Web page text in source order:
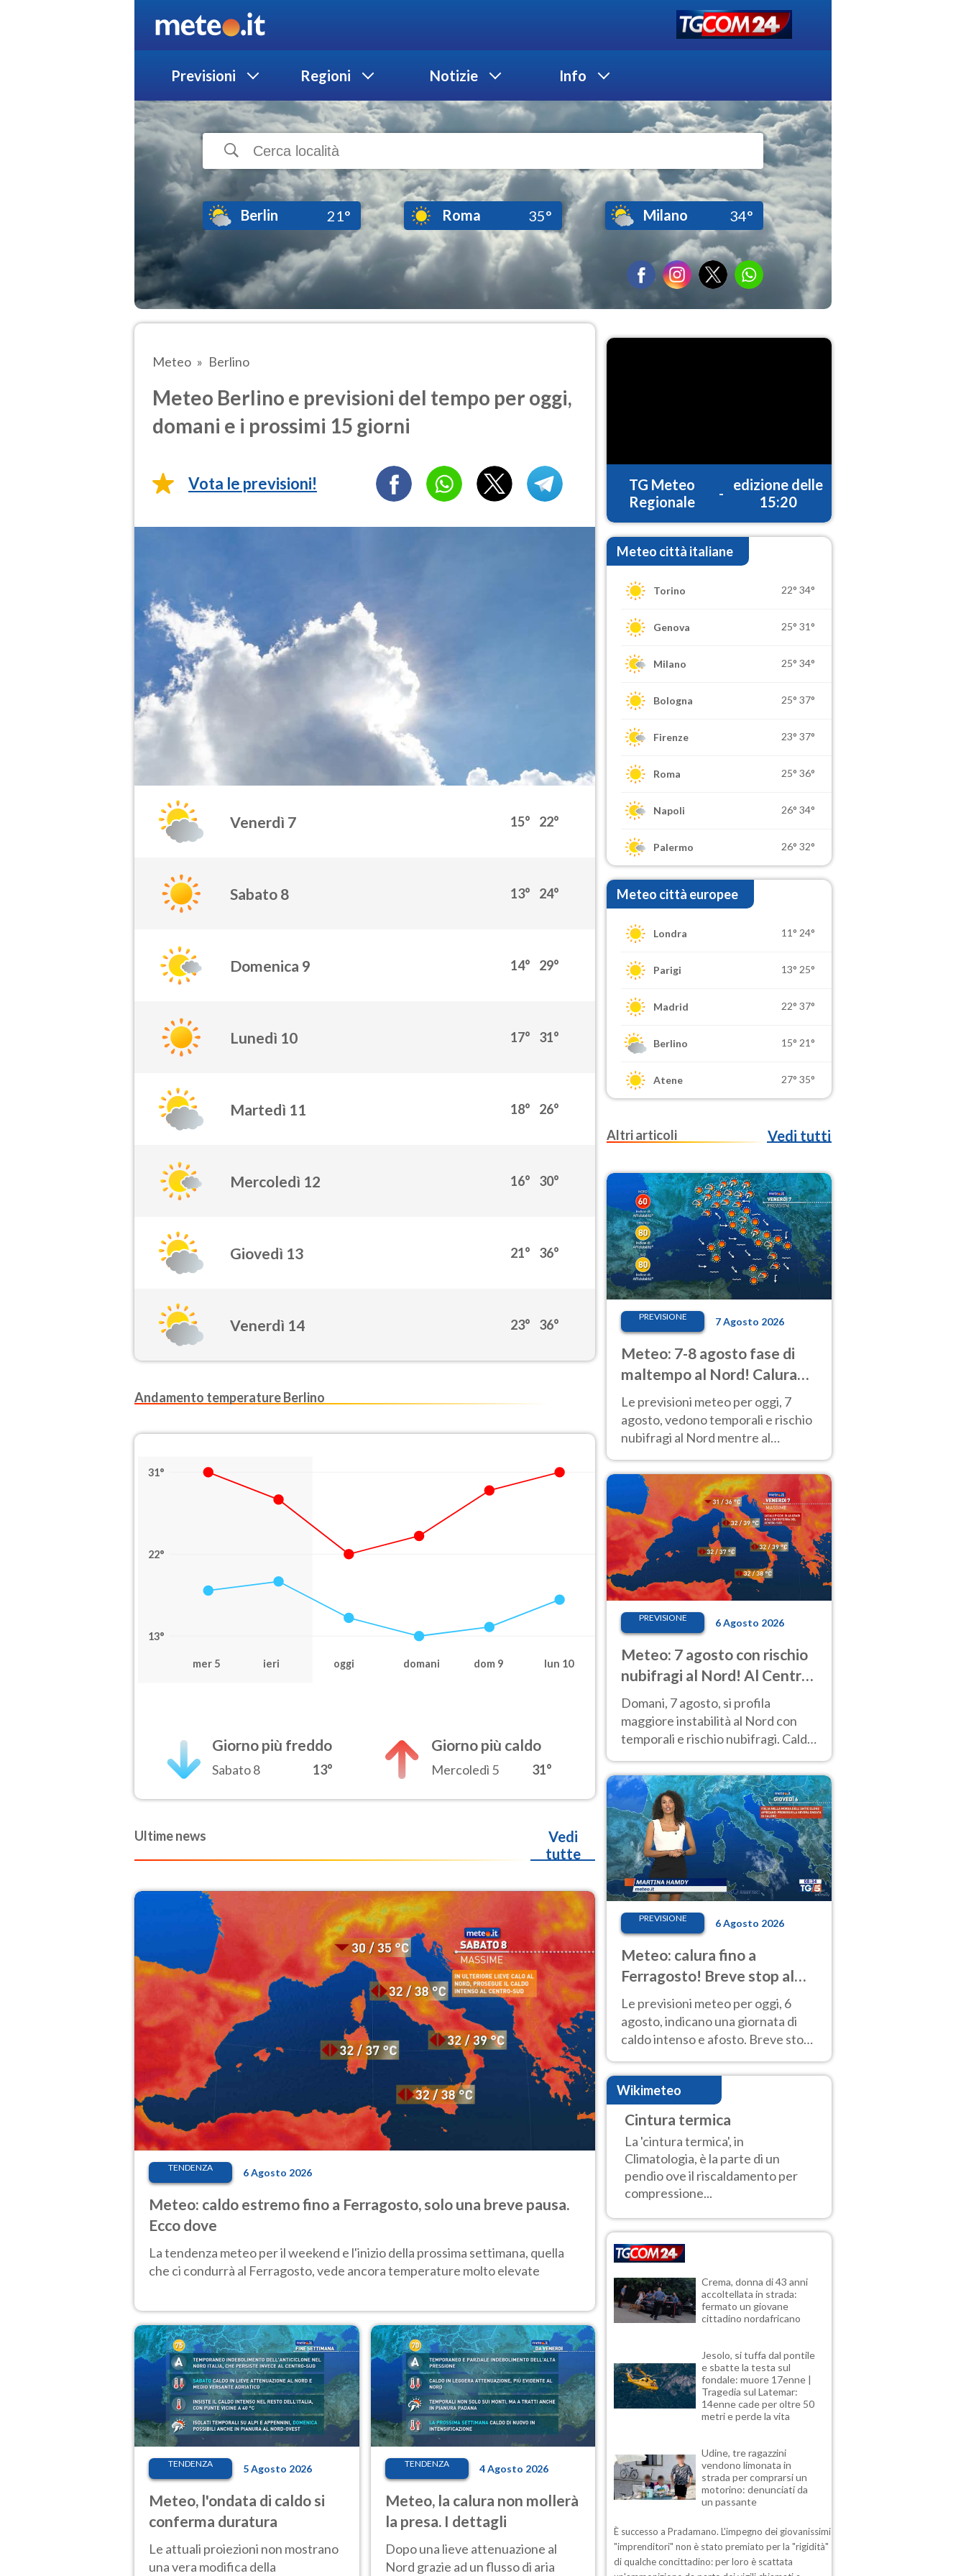
Previsioni Regioni Notizie Info
Berlin 21° Roma 35° Milano 34°
Meteo Berlino
Meteo Berlino e previsioni del tempo per oggi,
domani e i prossimi 15 giorni
Vota le previsioni!
Venerdì 7 15° 22°
Sabato 8 13° 24°
Domenica 9 14° 29°
Lunedì 10 17° 31°
Martedì 11 18° 26°
Mercoledì 12 16° 30°
Giovedì 13 21° 36°
Venerdì 14 23° 36°
Andamento temperature Berlino
31°
22°
13°
mer 5 ieri oggi domani dom 9 lun 10
Giorno più freddo
Sabato 8 13°
Giorno più caldo
Mercoledì 5 31°
Ultime news
Vedi
tutte
TENDENZA 6 Agosto 2026
Meteo: caldo estremo fino a Ferragosto, solo una breve pausa.
Ecco dove
La tendenza meteo per il weekend e l'inizio della prossima settimana, quella
che ci condurrà al Ferragosto, vede ancora temperature molto elevate
TENDENZA 5 Agosto 2026
Meteo, l'ondata di caldo si
conferma duratura
Le attuali proiezioni non mostrano
una vera modifica della
TENDENZA 4 Agosto 2026
Meteo, la calura non mollerà
la presa. I dettagli
Dopo una lieve attenuazione al
Nord grazie ad un flusso di aria
TG Meteo
Regionale
-
edizione delle
15:20
Meteo città italiane
Torino 22° 34°
Genova 25° 31°
Milano 25° 34°
Bologna 25° 37°
Firenze 23° 37°
Roma 25° 36°
Napoli 26° 34°
Palermo 26° 32°
Meteo città europee
Londra 11° 24°
Parigi 13° 25°
Madrid 22° 37°
Berlino 15° 21°
Atene 27° 35°
Altri articoli Vedi tutti
PREVISIONE 7 Agosto 2026
Meteo: 7-8 agosto fase di
maltempo al Nord! Calura
fino a Ferragosto
Le previsioni meteo per oggi, 7
agosto, vedono temporali e rischio
nubifragi al Nord mentre al
molto intenso.
PREVISIONE 6 Agosto 2026
Meteo: 7 agosto con rischio
nubifragi al Nord! Al Centro-
Sud caldo estremo
Domani, 7 agosto, si profila
maggiore instabilità al Nord con
temporali e rischio nubifragi. Caldo
previsioni.
PREVISIONE 6 Agosto 2026
Meteo: calura fino a
Ferragosto! Breve stop al
Nord tra 7 e 9 agosto
Le previsioni meteo per oggi, 6
agosto, indicano una giornata di
caldo intenso e afosto. Breve stop
all'Anticiclone solo sulle regioni del
Nord.
Wikimeteo
Cintura termica
La 'cintura termica', in
Climatologia, è la parte di un
pendio ove il riscaldamento per
compressione...
Crema, donna di 43 anni
accoltellata in strada:
fermato un giovane
cittadino nordafricano
Jesolo, si tuffa dal pontile
e sbatte la testa sul
fondale: muore 17enne |
Tragedia sul Latemar:
14enne cade per oltre 50
metri e perde la vita
Udine, tre ragazzini
vendono limonata in
strada per comprarsi un
motorino: denunciati da
un passante
È successo a Pradamano. L'impegno dei giovanissimi
"imprenditori" non è stato premiato per la "rigidità"
di qualche concittadino: per loro è scattata